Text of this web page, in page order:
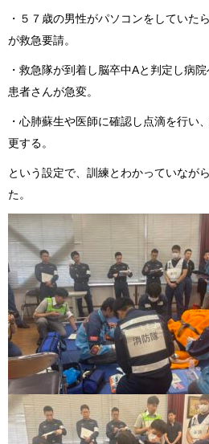
・５７歳の男性がパソコンをしていた
が救急要請。
・救急隊が到着し脳卒中Aと判定し病
患者さんが急変。
・心肺蘇生や医師に確認し点滴を行い
更する。
という設定で、訓練とわかっていなが
た。